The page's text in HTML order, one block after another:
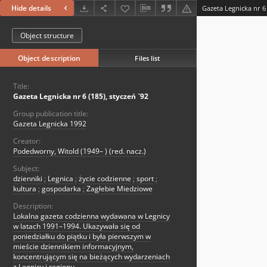
Hide details Gazeta Legnicka nr
Object structure
Object description Files list
Title:
Gazeta Legnicka nr 6 (185), styczeń `92
Group publication title:
Gazeta Legnicka 1992
Creator:
Podedworny, Witold (1949– ) (red. nacz.)
Subject:
dzienniki ; Legnica ; życie codzienne ; sport ;
kultura ; gospodarka ; Zagłebie Miedziowe
Description:
Lokalna gazeta codzienna wydawana w Legnicy
w latach 1991–1994. Ukazywała się od
poniedziałku do piątku i była pierwszym w
mieście dziennikiem informacyjnym,
koncentrującym się na bieżących wydarzeniach